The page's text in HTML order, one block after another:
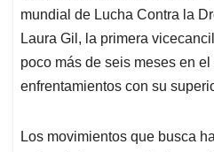
mundial de Lucha Contra la
Laura Gil, la primera
poco más de seis meses en el
enfrentamientos con su
Los movimientos que busca